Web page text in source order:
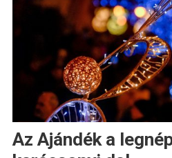
Az Ajándék a